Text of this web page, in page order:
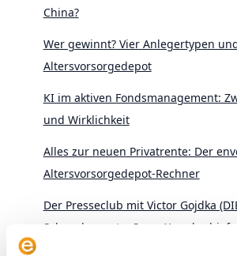
China?
Wer gewinnt? Vier Anlegertypen
Altersvorsorgedepot
KI im aktiven Fondsmanagement:
und Wirklichkeit
Alles zur neuen Privatrente: Der
Altersvorsorgedepot-Rechner
Der Presseclub mit Victor Gojdka
Schwedenrente, SpaceX und schiefe